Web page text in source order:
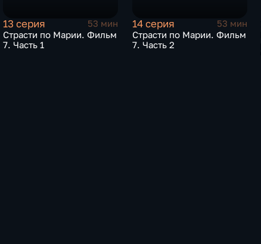
13 серия
53 мин
Страсти по Марии. Фильм
7. Часть 1
14 серия
53 мин
Страсти по Марии. Фильм
7. Часть 2